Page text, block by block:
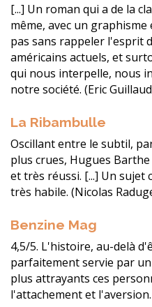
[...] Un roman qui a de la
même, avec un
pas sans rappeler l'esprit
américains actuels, et
qui nous interpelle, nous
notre société. (Eric
La Ribambulle
Oscillant entre le subtil,
plus crues, Hugues
et très réussi. [...] Un
très habile. (Nicolas
Benzine Mag
4,5/5. L'histoire, au-delà
parfaitement servie par
plus attrayants ces
l'attachement et